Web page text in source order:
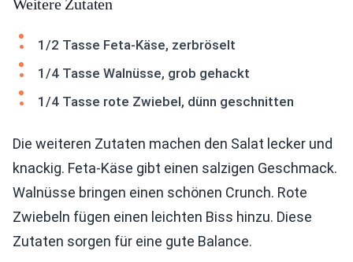
Weitere Zutaten
1/2 Tasse Feta-Käse, zerbröselt
1/4 Tasse Walnüsse, grob gehackt
1/4 Tasse rote Zwiebel, dünn geschnitten
Die weiteren Zutaten machen den Salat lecker und
knackig. Feta-Käse gibt einen salzigen Geschmack.
Walnüsse bringen einen schönen Crunch. Rote
Zwiebeln fügen einen leichten Biss hinzu. Diese
Zutaten sorgen für eine gute Balance.